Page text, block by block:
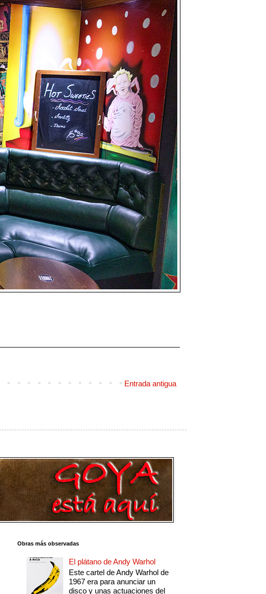
Entrada antigua
Obras más observadas
El plátano de Andy Warhol
Este cartel de Andy Warhol de
1967 era para anunciar un
disco y unas actuaciones del